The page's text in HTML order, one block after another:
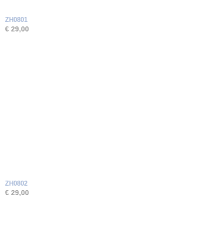
ZH0801
€ 29,00
ZH0802
€ 29,00